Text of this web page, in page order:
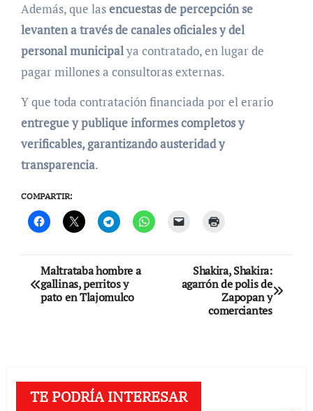
Además, que lasencuestas de percepción se
levanten a través de canales oficiales y del
personal municipalya contratado, en lugar de
pagar millones a consultoras externas.
Y que toda contratación financiada por el erario
entregue y publique informes completos y
verificables, garantizando austeridad y
transparencia.
COMPARTIR:
Navegación
de
Maltrataba hombre a
gallinas, perritos y
pato en Tlajomulco
Shakira, Shakira:
agarrón de polis de
Zapopan y
comerciantes
TE PODRÍA INTERESAR